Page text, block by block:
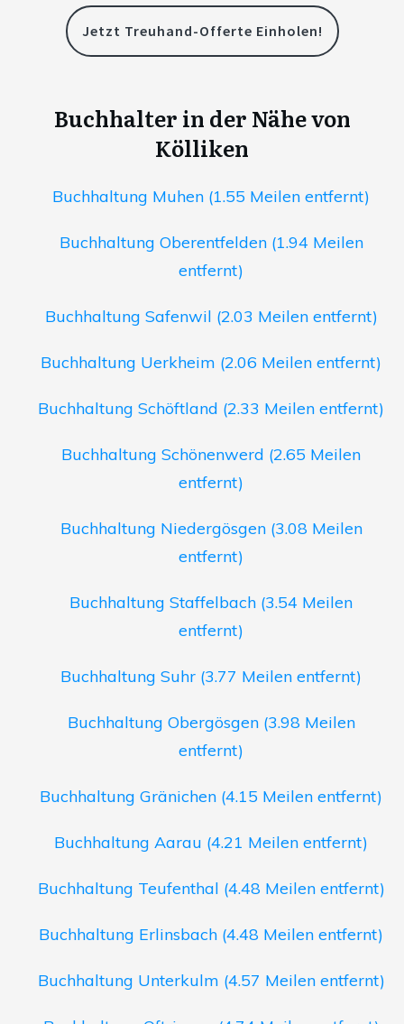
Jetzt Treuhand-Offerte Einholen!
Buchhalter in der Nähe von
Kölliken
Buchhaltung Muhen (1.55 Meilen entfernt)
Buchhaltung Oberentfelden (1.94 Meilen
entfernt)
Buchhaltung Safenwil (2.03 Meilen entfernt)
Buchhaltung Uerkheim (2.06 Meilen entfernt)
Buchhaltung Schöftland (2.33 Meilen entfernt)
Buchhaltung Schönenwerd (2.65 Meilen
entfernt)
Buchhaltung Niedergösgen (3.08 Meilen
entfernt)
Buchhaltung Staffelbach (3.54 Meilen
entfernt)
Buchhaltung Suhr (3.77 Meilen entfernt)
Buchhaltung Obergösgen (3.98 Meilen
entfernt)
Buchhaltung Gränichen (4.15 Meilen entfernt)
Buchhaltung Aarau (4.21 Meilen entfernt)
Buchhaltung Teufenthal (4.48 Meilen entfernt)
Buchhaltung Erlinsbach (4.48 Meilen entfernt)
Buchhaltung Unterkulm (4.57 Meilen entfernt)